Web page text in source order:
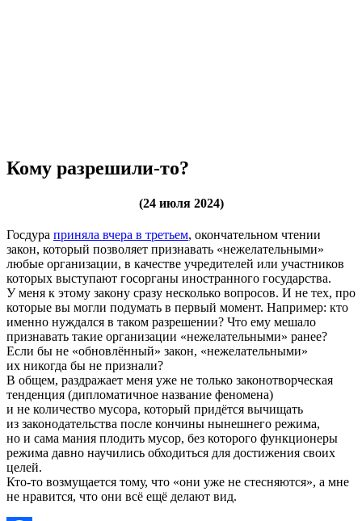
Кому разрешили-то?
(24 июля 2024)
Госдура приняла вчера в третьем, окончательном чтении
закон, который позволяет признавать «нежелательными»
любые организации, в качестве учредителей или участников
которых выступают госорганы иностранного государства.
У меня к этому закону сразу несколько вопросов. И не тех, про
которые вы могли подумать в первый момент. Например: кто
именно нуждался в таком разрешении? Что ему мешало
признавать такие организации «нежелательными» ранее?
Если бы не «обновлённый» закон, «нежелательными»
их никогда бы не признали?
В общем, раздражает меня уже не только законотворческая
тенденция (дипломатичное название феномена)
и не количество мусора, который придётся вычищать
из законодательства после кончины нынешнего режима,
но и сама мания плодить мусор, без которого функционеры
режима давно научились обходиться для достижения своих
целей.
Кто-то возмущается тому, что «они уже не стесняются», а мне
не нравится, что они всё ещё делают вид.